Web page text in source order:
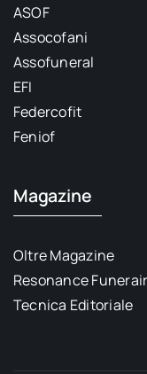
ASOF
Assocofani
Assofuneral
EFI
Federcofit
Feniof
Magazine
Oltre Magazine
Resonance
Tecnica Editoriale